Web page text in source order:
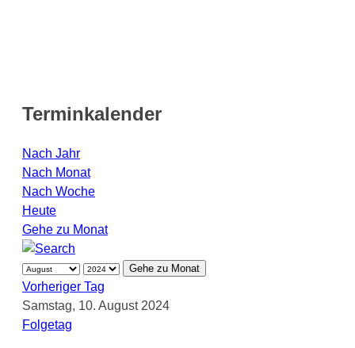
Terminkalender
Nach Jahr
Nach Monat
Nach Woche
Heute
Gehe zu Monat
Gehe zu Monat
Vorheriger Tag
Samstag, 10. August 2024
Folgetag